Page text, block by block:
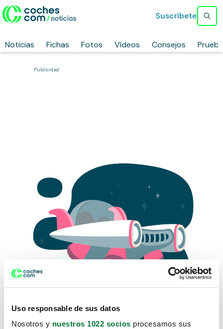
Uso responsable de sus datos
Nosotros y nuestros 1022 socios procesamos sus
Noticias Fichas Fotos Vídeos Consejos
Suscríbete
Publicidad